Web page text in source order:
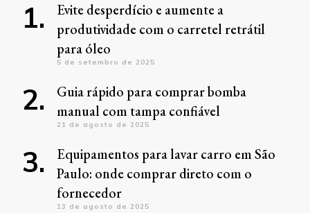
Evite desperdício e aumente a
produtividade com o carretel retrátil
para óleo
5 de setembro de 2025
Guia rápido para comprar bomba
manual com tampa confiável
21 de agosto de 2025
Equipamentos para lavar carro em São
Paulo: onde comprar direto com o
fornecedor
13 de agosto de 2025